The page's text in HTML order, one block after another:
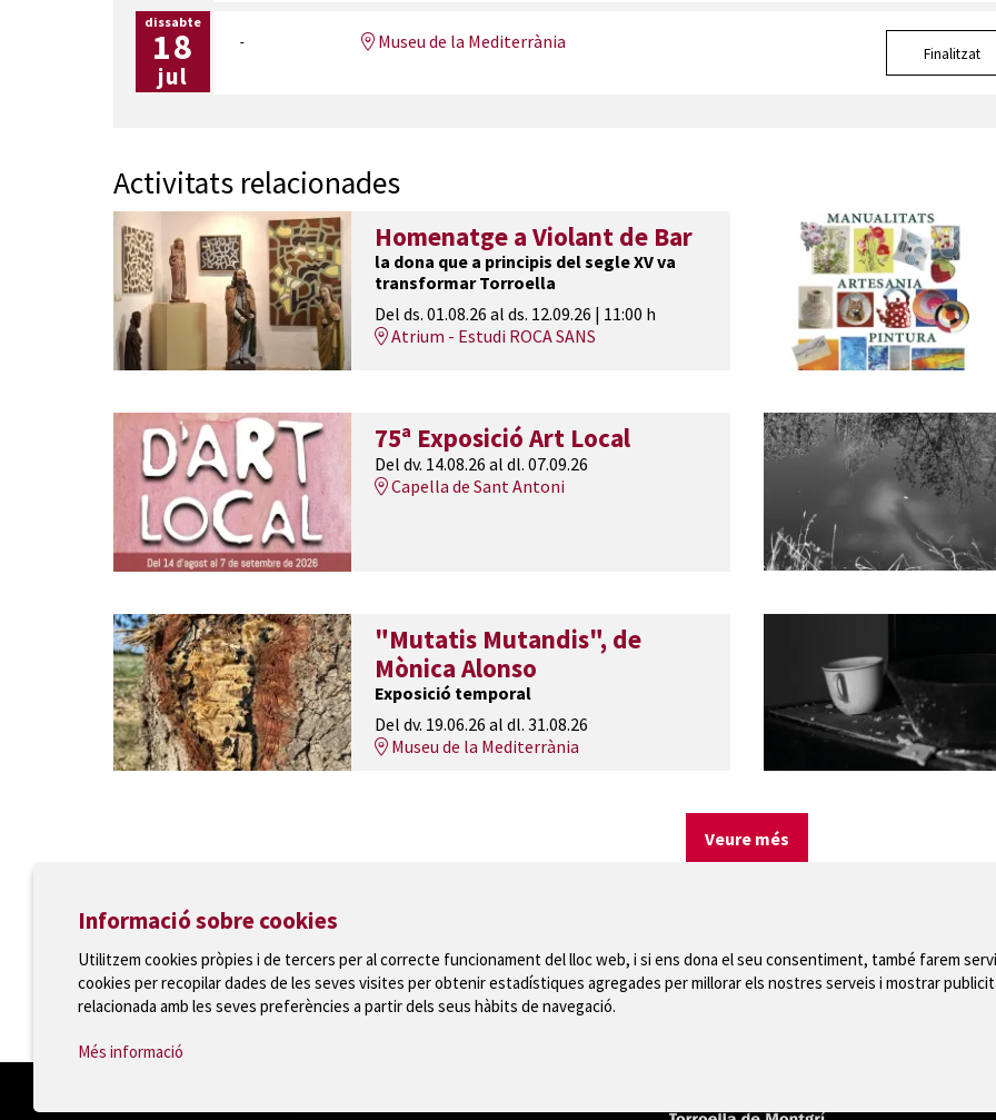
dissabte
18
jul
Museu de la Mediterrània
Finalitzat
Activitats relacionades
Homenatge a Violant de Bar
la dona que a principis del segle XV va
transformar Torroella
Del ds. 01.08.26 al ds. 12.09.26 | 11:00 h
Atrium - Estudi ROCA SANS
75ª Exposició Art Local
Del dv. 14.08.26 al dl. 07.09.26
Capella de Sant Antoni
"Mutatis Mutandis", de
Mònica Alonso
Exposició temporal
Del dv. 19.06.26 al dl. 31.08.26
Museu de la Mediterrània
Veure més
Ajuntament de Torroella de Montgrí
T 972 75 81 12 · Plaça de la Vila, 1 · 17257 Torroella de Montgrí
Mapa del web | Avís
Informació sobre cookies
Utilitzem cookies pròpies i de tercers per al correcte funcionament del lloc web, i si ens dona el seu consentiment, també farem
cookies per recopilar dades de les seves visites per obtenir estadístiques agregades per millorar els nostres serveis i mostrar
relacionada amb les seves preferències a partir dels seus hàbits de navegació.
Més informació